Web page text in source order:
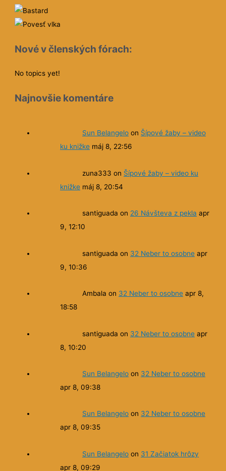
Nové v členských fórach:
No topics yet!
Najnovšie komentáre
Sun Belangelo on Šípové žaby – video
ku knižke máj 8, 22:56
zuna333 on Šípové žaby – video ku
knižke máj 8, 20:54
santiguada on 26 Návšteva z pekla apr
9, 12:10
santiguada on 32 Neber to osobne apr
9, 10:36
Ambala on 32 Neber to osobne apr 8,
18:58
santiguada on 32 Neber to osobne apr
8, 10:20
Sun Belangelo on 32 Neber to osobne
apr 8, 09:38
Sun Belangelo on 32 Neber to osobne
apr 8, 09:35
Sun Belangelo on 31 Začiatok hrôzy
apr 8, 09:29